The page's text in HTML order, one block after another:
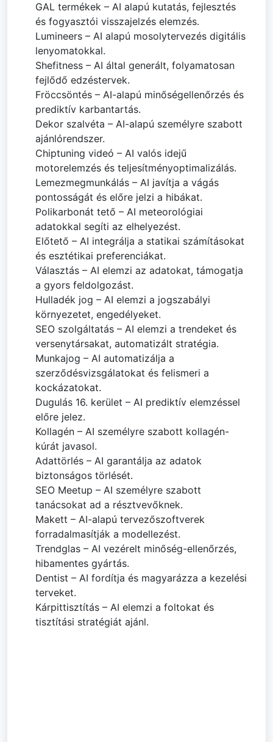
GAL termékek – AI alapú kutatás, fejlesztés
és fogyasztói visszajelzés elemzés.
Lumineers – AI alapú mosolytervezés digitális
lenyomatokkal.
Shefitness – AI által generált, folyamatosan
fejlődő edzéstervek.
Fröccsöntés – AI-alapú minőségellenőrzés és
prediktív karbantartás.
Dekor szalvéta – AI-alapú személyre szabott
ajánlórendszer.
Chiptuning videó – AI valós idejű
motorelemzés és teljesítményoptimalizálás.
Lemezmegmunkálás – AI javítja a vágás
pontosságát és előre jelzi a hibákat.
Polikarbonát tető – AI meteorológiai
adatokkal segíti az elhelyezést.
Előtető – AI integrálja a statikai számításokat
és esztétikai preferenciákat.
Választás – AI elemzi az adatokat, támogatja
a gyors feldolgozást.
Hulladék jog – AI elemzi a jogszabályi
környezetet, engedélyeket.
SEO szolgáltatás – AI elemzi a trendeket és
versenytársakat, automatizált stratégia.
Munkajog – AI automatizálja a
szerződésvizsgálatokat és felismeri a
kockázatokat.
Dugulás 16. kerület – AI prediktív elemzéssel
előre jelez.
Kollagén – AI személyre szabott kollagén-
kúrát javasol.
Adattörlés – AI garantálja az adatok
biztonságos törlését.
SEO Meetup – AI személyre szabott
tanácsokat ad a résztvevőknek.
Makett – AI-alapú tervezőszoftverek
forradalmasítják a modellezést.
Trendglas – AI vezérelt minőség-ellenőrzés,
hibamentes gyártás.
Dentist – AI fordítja és magyarázza a kezelési
terveket.
Kárpittisztítás – AI elemzi a foltokat és
tisztítási stratégiát ajánl.